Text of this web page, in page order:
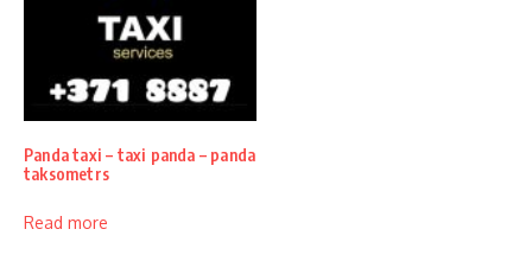
Panda taxi – taxi panda – panda
taksometrs
Read more